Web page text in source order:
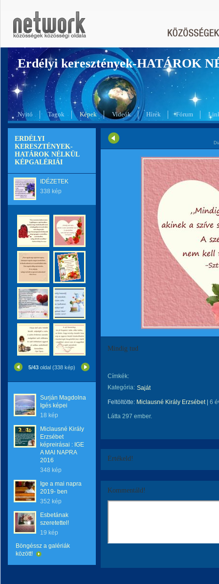
Erdélyi keresztények-HATÁROK
Nyitó Tagok Képek Videók Hírek Fórum
ERDÉLYI
KERESZTÉNYEK-
HATÁROK NÉLKÜL
KÉPGALÉRIÁI
IDÉZETEK
338 kép
5/43 oldal (338 kép)
Surján Magdolna
Igés képei
18 kép
Miclausné Király
Erzsébet
képreirásai : IGE
A MAI NAPRA
2016
348 kép
Ige a mai napra
2019- ben
352 kép
Esbetának
szeretettel!
19 kép
Böngéssz a galériák
között!
Mindig tud
Címkék:
Kategória: Saját
Feltöltötte: Miclausné Király Erzsébet| 6
Látta 297 ember.
Értékeld!
Kommentáld!